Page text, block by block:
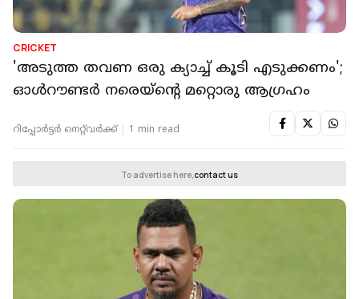
CRICKET
'അടുത്ത തവണ ഒരു ക്യാച്ച് കൂടി എടുക്കണം';
ഓൾറൗണ്ടർ നരെയ്ന്റെ മറ്റൊരു ആഗ്രഹം
റിപ്പോർട്ടർ നെറ്റ്‌വര്‍ക്ക്‌ 1 min read
To advertise here,contact us